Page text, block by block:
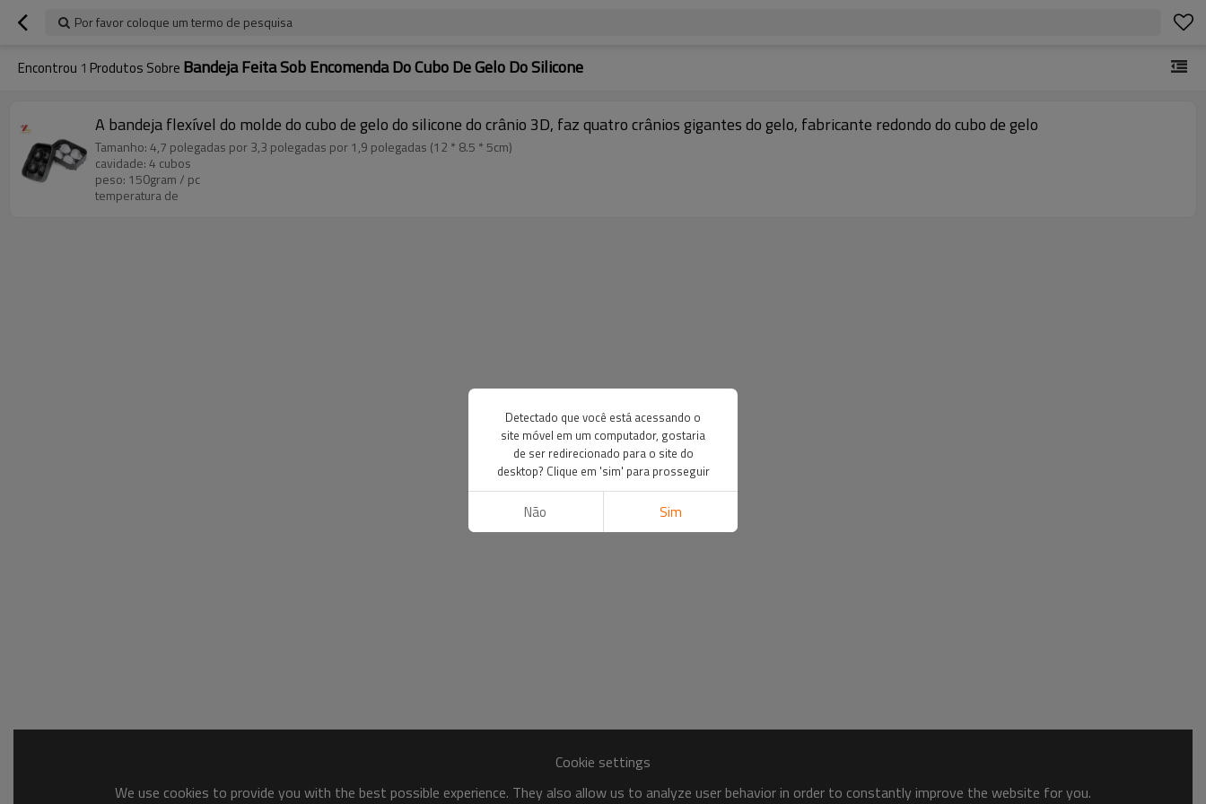
Por favor coloque um termo de pesquisa
Encontrou 1 Produtos Sobre Bandeja Feita Sob Encomenda Do Cubo De Gelo Do Silicone
A bandeja flexível do molde do cubo de gelo do silicone do crânio 3D, faz quatro crânios gigantes do gelo, fabricante redondo do cubo de gelo
Tamanho: 4,7 polegadas por 3,3 polegadas por 1,9 polegadas (12 * 8.5 * 5cm)
cavidade: 4 cubos
peso: 150gram / pc
temperatura de
Cookie settings
We use cookies to provide you with the best possible experience. They also allow us to analyze user behavior in order to constantly improve the website for you.
Detectado que você está acessando o
site móvel em um computador, gostaria
de ser redirecionado para o site do
desktop? Clique em 'sim' para prosseguir
Não Sim